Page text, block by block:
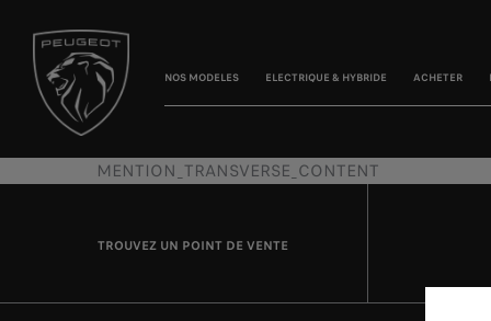
NOS MODELES ELECTRIQUE & HYBRIDE ACHETER
MENTION_TRANSVERSE_CONTENT
TROUVEZ UN POINT DE VENTE